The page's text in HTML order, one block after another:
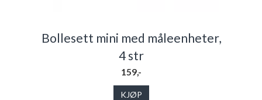
Bollesett mini med måleenheter,
4 str
159,-
KJØP